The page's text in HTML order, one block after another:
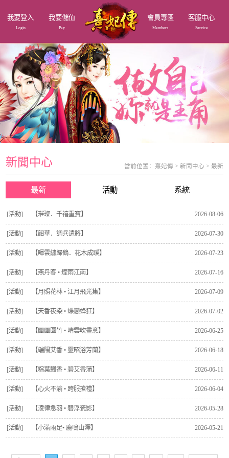
我要登入
Login
我要儲值
Pay
會員專區
Members
客服中心
Service
新聞中心 當前位置： 熹妃傳 > 新聞中心 > 最新
最新 活動 系統
[活動] 【璀璨．千禧重寶】 2026-08-06
[活動] 【韶華．調兵遣將】 2026-07-30
[活動] 【暉雲繡歸鶴．花木成蹊】 2026-07-23
[活動] 【燕丹客 • 煙雨江南】 2026-07-16
[活動] 【月照花林 • 江月飛光集】 2026-07-09
[活動] 【天香夜染 • 蝶戀蜂狂】 2026-07-02
[活動] 【團團圓竹 • 晴雲吹畫意】 2026-06-25
[活動] 【端陽艾香 • 靈昭浴芳蘭】 2026-06-18
[活動] 【粽葉飄香 • 碧艾香蒲】 2026-06-11
[活動] 【心火不渝 • 跨服搶禮】 2026-06-04
[活動] 【淩律急羽 • 碧浮瓷影】 2026-05-28
[活動] 【小滿雨足• 鹿鳴山澤】 2026-05-21